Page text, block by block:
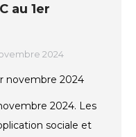
au 1er
2024
novembre 2024
2024. Les
sociale et